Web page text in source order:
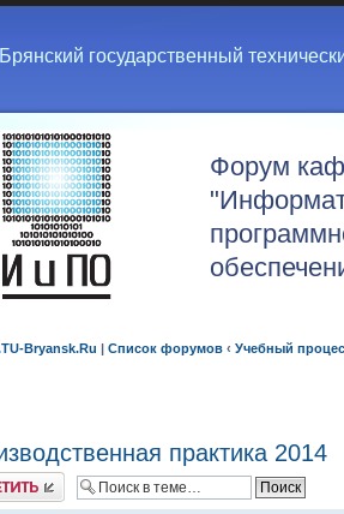
Брянский государственный
Форум
Bryansk.Ru | Список форумов ‹ Учебный
практика 2014